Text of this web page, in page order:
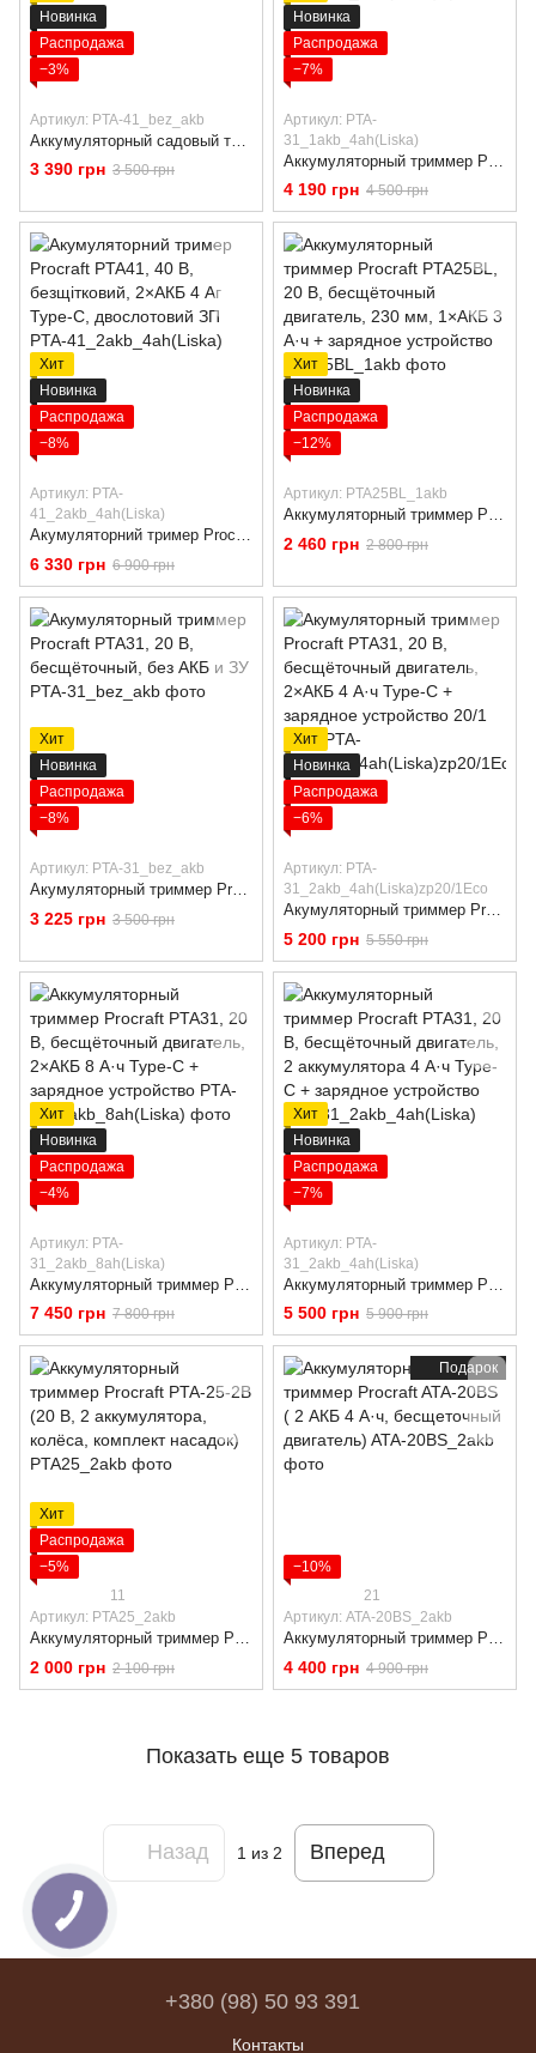
Новинка
Распродажа
−3%
Артикул: PTA-41_bez_akb
3 390 грн 3 500 грн
Новинка
Распродажа
−7%
Артикул: PTA-
31_1akb_4ah(Liska)
4 190 грн 4 500 грн
Хит
Новинка
Распродажа
−8%
Артикул: PTA-
41_2akb_4ah(Liska)
Акумуляторний тример Procraft PTA41, 40 В, безщітковий, 2×АКБ 4 Аг Type-C, двослотовий ЗП
6 330 грн 6 900 грн
Хит
Новинка
Распродажа
−12%
Артикул: PTA25BL_1akb
Аккумуляторный триммер Procraft PTA25BL, 20 В, бесщёточный двигатель, 230 мм, 1×АКБ 3 А·ч + зарядное устройство
2 460 грн 2 800 грн
Хит
Новинка
Распродажа
−8%
Артикул: PTA-31_bez_akb
3 225 грн 3 500 грн
Хит
Новинка
Распродажа
−6%
Артикул: PTA-
31_2akb_4ah(Liska)zp20/1Eco
5 200 грн 5 550 грн
Хит
Новинка
Распродажа
−4%
Артикул: PTA-
31_2akb_8ah(Liska)
7 450 грн 7 800 грн
Хит
Новинка
Распродажа
−7%
Артикул: PTA-
31_2akb_4ah(Liska)
5 500 грн 5 900 грн
Хит
Распродажа
−5%
11
Артикул: PTA25_2akb
Аккумуляторный триммер Procraft PTA-25-2B (20 В, 2 аккумулятора, колёса, комплект насадок)
2 000 грн 2 100 грн
Подарок
−10%
21
Артикул: ATA-20BS_2akb
Аккумуляторный триммер Procraft ATA-20BS ( 2 АКБ 4 А·ч, бесщеточный двигатель)
4 400 грн 4 900 грн
Показать еще 5 товаров
Назад 1 из 2 Вперед
+380 (98) 50 93 391
Контакты